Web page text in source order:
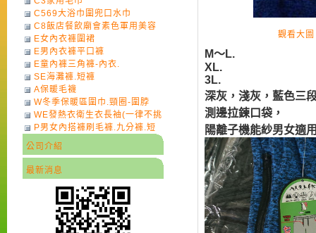
觀看大圖
M～L.
XL.
3L.
深灰，淺灰，藍色三
測邊拉鍊口袋，
陽離子機能紗男女適
C569大浴巾圍兜口水巾
C8飯店餐飲廟會素色軍用美容
巾
E女內衣褲圍裙
E男內衣褲平口褲
E童內褲三角褲-內衣.
SE海灘褲.短褲
A保暖毛襪
W冬季保暖區圍巾.頸圈-圍脖
WE發熱衣衛生衣長袖(一律不挑
色)-7
P男女內搭褲刷毛褲.九分褲.短
褲
公司介紹
最新消息